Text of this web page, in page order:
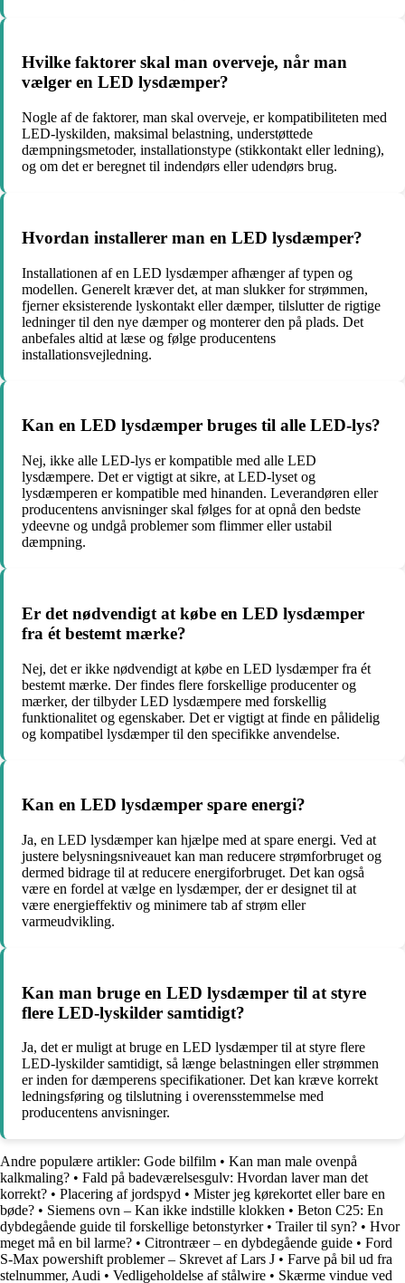
Hvilke faktorer skal man overveje, når man
vælger en LED lysdæmper?
Nogle af de faktorer, man skal overveje, er kompatibiliteten med
LED-lyskilden, maksimal belastning, understøttede
dæmpningsmetoder, installationstype (stikkontakt eller ledning),
og om det er beregnet til indendørs eller udendørs brug.
Hvordan installerer man en LED lysdæmper?
Installationen af en LED lysdæmper afhænger af typen og
modellen. Generelt kræver det, at man slukker for strømmen,
fjerner eksisterende lyskontakt eller dæmper, tilslutter de rigtige
ledninger til den nye dæmper og monterer den på plads. Det
anbefales altid at læse og følge producentens
installationsvejledning.
Kan en LED lysdæmper bruges til alle LED-lys?
Nej, ikke alle LED-lys er kompatible med alle LED
lysdæmpere. Det er vigtigt at sikre, at LED-lyset og
lysdæmperen er kompatible med hinanden. Leverandøren eller
producentens anvisninger skal følges for at opnå den bedste
ydeevne og undgå problemer som flimmer eller ustabil
dæmpning.
Er det nødvendigt at købe en LED lysdæmper
fra ét bestemt mærke?
Nej, det er ikke nødvendigt at købe en LED lysdæmper fra ét
bestemt mærke. Der findes flere forskellige producenter og
mærker, der tilbyder LED lysdæmpere med forskellig
funktionalitet og egenskaber. Det er vigtigt at finde en pålidelig
og kompatibel lysdæmper til den specifikke anvendelse.
Kan en LED lysdæmper spare energi?
Ja, en LED lysdæmper kan hjælpe med at spare energi. Ved at
justere belysningsniveauet kan man reducere strømforbruget og
dermed bidrage til at reducere energiforbruget. Det kan også
være en fordel at vælge en lysdæmper, der er designet til at
være energieffektiv og minimere tab af strøm eller
varmeudvikling.
Kan man bruge en LED lysdæmper til at styre
flere LED-lyskilder samtidigt?
Ja, det er muligt at bruge en LED lysdæmper til at styre flere
LED-lyskilder samtidigt, så længe belastningen eller strømmen
er inden for dæmperens specifikationer. Det kan kræve korrekt
ledningsføring og tilslutning i overensstemmelse med
producentens anvisninger.
Andre populære artikler: Gode bilfilm • Kan man male ovenpå
kalkmaling? • Fald på badeværelsesgulv: Hvordan laver man det
korrekt? • Placering af jordspyd • Mister jeg kørekortet eller bare en
bøde? • Siemens ovn – Kan ikke indstille klokken • Beton C25: En
dybdegående guide til forskellige betonstyrker• Trailer til syn? • Hvor
meget må en bil larme? • Citrontræer – en dybdegående guide • Ford
S-Max powershift problemer – Skrevet af Lars J • Farve på bil ud fra
stelnummer, Audi • Vedligeholdelse af stålwire • Skærme vindue ved